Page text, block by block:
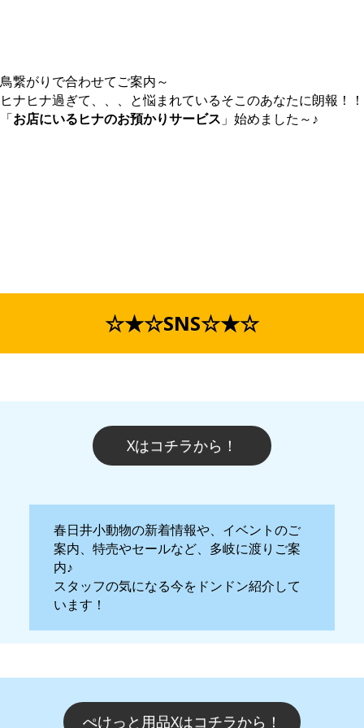
鳥繋がりで合わせてご案内～
ヒナヒナ過ぎて、、、と悩まれているそこのあなたに朗報！！
「お店にいるヒナのお預かりサービス 」始めました～♪
☆★☆SNS☆★☆
Xはコチラから！
春日井小動物の新着情報や、イベントのご
案内、特売やセールなど、多岐に渡りご案
内♪
スタッフの気になる今をドンドン紹介して
います！
ぺけっと用品Xはコチラから！